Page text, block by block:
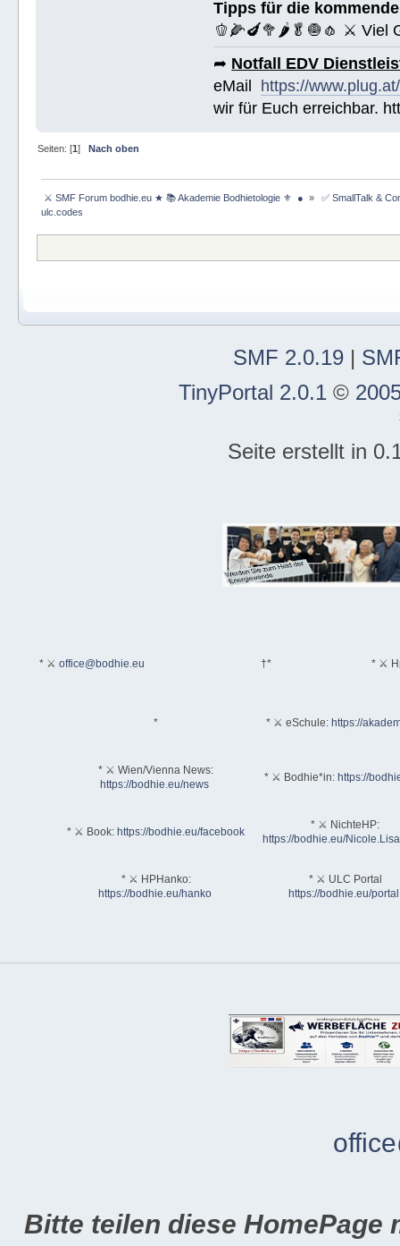
Tipps für die
🫑🌽🍆🥦🌶🥬🧅🧄 ⚔ Viel
➦ Notfall EDV
eMail https://
wir für Euch erreichbar.
Seiten: [1] Nach oben
⚔ SMF Forum bodhie.eu ★ 📚 Akademie Bodhietologie ⚜  ● »
✅ SmallTalk &
ulc.codes
SMF 2.0.19|
TinyPortal 2.0.1©
Seite erstellt in
* ⚔ office@bodhie.eu †* * ⚔
* * ⚔ eSchule: https://
* ⚔ Wien/Vienna News:
https://bodhie.eu/news
* ⚔ Bodhie*in: https://
* ⚔ Book: https://bodhie.eu/facebook
* ⚔ NichteHP:
https://bodhie.eu/
* ⚔ HPHanko:
https://bodhie.eu/hanko
* ⚔ ULC Portal
https://bodhie.eu/portal
Bitte teilen diese HomePage